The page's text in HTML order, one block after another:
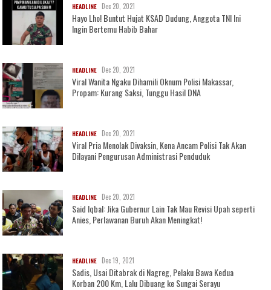
HEADLINE Dec 20, 2021
Hayo Lho! Buntut Hujat KSAD Dudung, Anggota TNI Ini
Ingin Bertemu Habib Bahar
HEADLINE Dec 20, 2021
Viral Wanita Ngaku Dihamili Oknum Polisi Makassar,
Propam: Kurang Saksi, Tunggu Hasil DNA
HEADLINE Dec 20, 2021
Viral Pria Menolak Divaksin, Kena Ancam Polisi Tak Akan
Dilayani Pengurusan Administrasi Penduduk
HEADLINE Dec 20, 2021
Said Iqbal: Jika Gubernur Lain Tak Mau Revisi Upah seperti
Anies, Perlawanan Buruh Akan Meningkat!
HEADLINE Dec 19, 2021
Sadis, Usai Ditabrak di Nagreg, Pelaku Bawa Kedua
Korban 200 Km, Lalu Dibuang ke Sungai Serayu